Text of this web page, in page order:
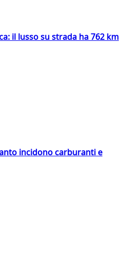
il lusso su strada ha 762 km
incidono carburanti e